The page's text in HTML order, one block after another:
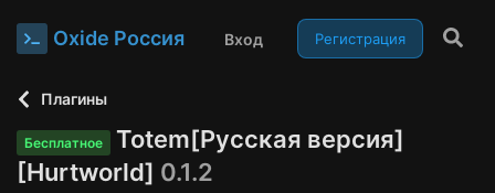
Oxide Россия Вход Регистрация
Плагины
Бесплатное
Totem[Русская версия]
[Hurtworld] 0.1.2